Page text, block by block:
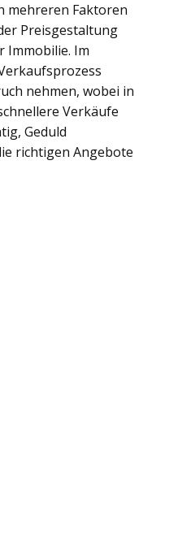
mehreren Faktoren
Preisgestaltung
Immobilie. Im
nehmen, wobei in
Verkäufe
Geduld
richtigen Angebote